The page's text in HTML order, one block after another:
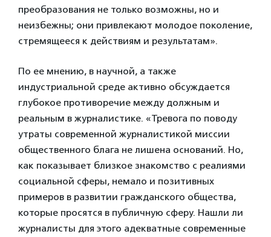
преобразования не только возможны, но и
неизбежны; они привлекают молодое поколение,
стремящееся к действиям и результатам».
По ее мнению, в научной, а также
индустриальной среде активно обсуждается
глубокое противоречие между должным и
реальным в журналистике. «Тревога по поводу
утраты современной журналистикой миссии
общественного блага не лишена оснований. Но,
как показывает близкое знакомство с реалиями
социальной сферы, немало и позитивных
примеров в развитии гражданского общества,
которые просятся в публичную сферу. Нашли ли
журналисты для этого адекватные современные